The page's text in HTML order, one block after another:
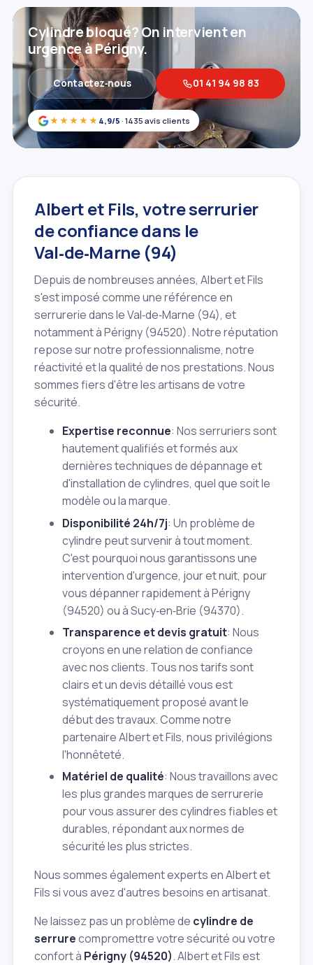
★★★★★ 4,9/5 · 1435 avis clients
Cylindre bloqué? On intervient en
urgence à Périgny.
Contactez‑nous 01 41 94 98 83
Albert et Fils, votre serrurier
de confiance dans le
Val‑de‑Marne (94)
Depuis de nombreuses années, Albert et Fils
s'est imposé comme une référence en
serrurerie dans le Val‑de‑Marne (94), et
notamment à Périgny (94520). Notre réputation
repose sur notre professionnalisme, notre
réactivité et la qualité de nos prestations. Nous
sommes fiers d'être les artisans de votre
sécurité.
Expertise reconnue: Nos serruriers sont
hautement qualifiés et formés aux
dernières techniques de dépannage et
d'installation de cylindres, quel que soit le
modèle ou la marque.
Disponibilité 24h/7j: Un problème de
cylindre peut survenir à tout moment.
C'est pourquoi nous garantissons une
intervention d'urgence, jour et nuit, pour
vous dépanner rapidement à Périgny
(94520) ou à Sucy‑en‑Brie (94370).
Transparence et devis gratuit: Nous
croyons en une relation de confiance
avec nos clients. Tous nos tarifs sont
clairs et un devis détaillé vous est
systématiquement proposé avant le
début des travaux. Comme notre
partenaire Albert et Fils, nous privilégions
l'honnêteté.
Matériel de qualité: Nous travaillons avec
les plus grandes marques de serrurerie
pour vous assurer des cylindres fiables et
durables, répondant aux normes de
sécurité les plus strictes.
Nous sommes également experts en Albert et
Fils si vous avez d'autres besoins en artisanat.
Ne laissez pas un problème de cylindre de
serrurecompromettre votre sécurité ou votre
confort à Périgny (94520). Albert et Fils est